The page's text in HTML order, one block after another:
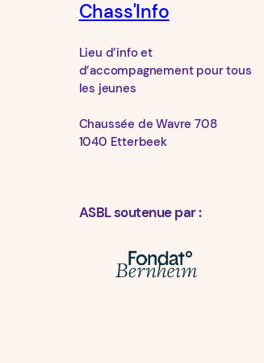
Chass'Info
Lieu d’info et
d’accompagnement pour tous
les jeunes
Chaussée de Wavre 708
1040 Etterbeek
ASBL soutenue par :